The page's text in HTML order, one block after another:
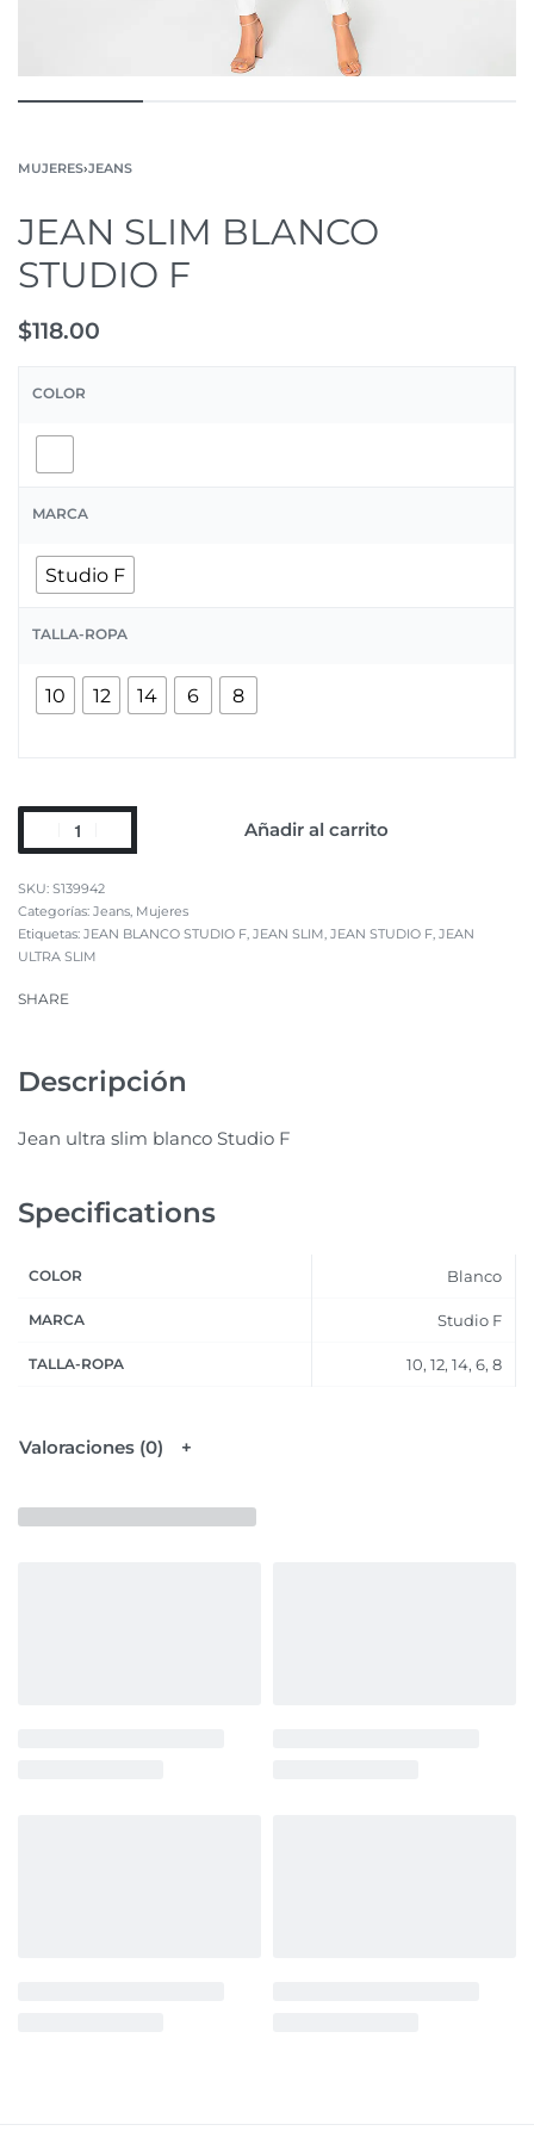
MUJERES›JEANS
JEAN SLIM BLANCO
STUDIO F
$118.00
COLOR
MARCA
Studio F
TALLA-ROPA
10 12 14 6 8
Añadir al carrito
S139942
Categorías: Jeans, Mujeres
Etiquetas: JEAN BLANCO STUDIO F, JEAN SLIM, JEAN STUDIO F, JEAN
ULTRA SLIM
SHARE
Descripción
Jean ultra slim blanco Studio F
Specifications
COLOR Blanco
MARCA Studio F
TALLA-ROPA 10, 12, 14, 6, 8
Valoraciones (0)